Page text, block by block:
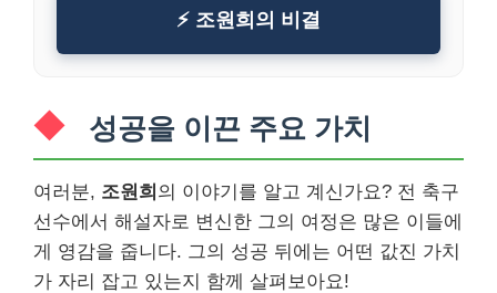
⚡ 조원희의 비결
성공을 이끈 주요 가치
여러분, 조원희 의 이야기를 알고 계신가요? 전 축구
선수에서 해설자로 변신한 그의 여정은 많은 이들에
게 영감을 줍니다. 그의 성공 뒤에는 어떤 값진 가치
가 자리 잡고 있는지 함께 살펴보아요!